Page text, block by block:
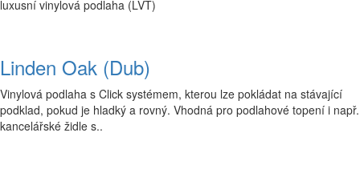
luxusní vinylová podlaha (LVT)
Linden Oak (Dub)
Vinylová podlaha s Click systémem, kterou lze pokládat na stávající
podklad, pokud je hladký a rovný. Vhodná pro podlahové topení i např.
kancelářské židle s..